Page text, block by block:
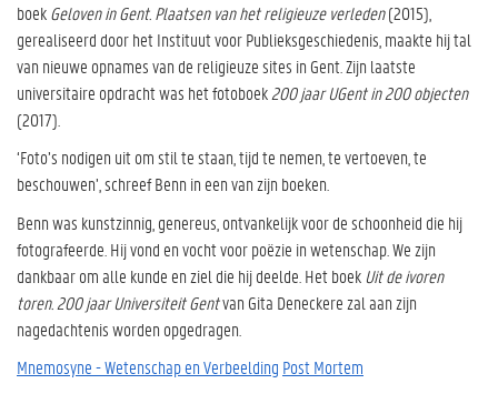
boekGeloven in Gent. Plaatsen van het religieuze verleden(2015),
gerealiseerd door het Instituut voor Publieksgeschiedenis, maakte hij tal
van nieuwe opnames van de religieuze sites in Gent. Zijn laatste
universitaire opdracht was het fotoboek200 jaar UGent in 200 objecten
(2017).
‘Foto’s nodigen uit om stil te staan, tijd te nemen, te vertoeven, te
beschouwen’, schreef Benn in een van zijn boeken.
Benn was kunstzinnig, genereus, ontvankelijk voor de schoonheid die hij
fotografeerde. Hij vond en vocht voor poëzie in wetenschap. We zijn
dankbaar om alle kunde en ziel die hij deelde. Het boek Uit de ivoren
toren. 200 jaar Universiteit Gentvan Gita Deneckere zal aan zijn
nagedachtenis worden opgedragen.
Mnemosyne - Wetenschap en Verbeelding Post Mortem